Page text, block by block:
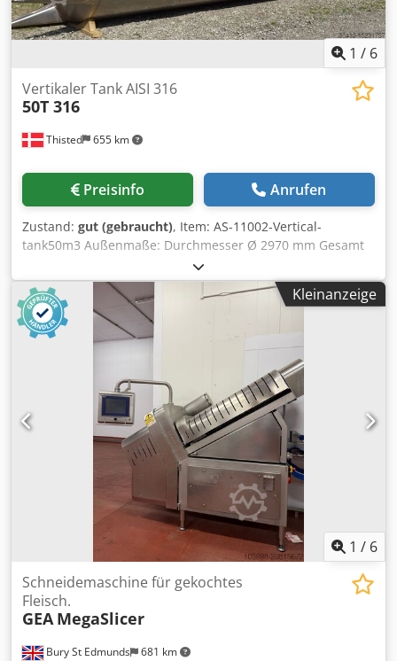
1 / 6
Thisted 655 km
Vertikaler Tank AISI 316
50T 316
Preisinfo Anrufen
Zustand: gut (gebraucht), Item: AS-11002-Vertical-
tank50m3 Außenmaße: Durchmesser Ø 2970 mm Gesamt
H 9000 mm Höhe des Zylinders: 7000 mm. Vertikale Tanks
aus rostfreiem Stahl - 3 Stück (reserviert) Druckbehälter,
0,49 bar. Mannloch Ø 445 mm x H 340 mm. Dsdpfxjru I Eqo
Akrjck 6 verstellbare Beine. AISI 316
Kleinanzeige
1 / 6
Bury St Edmunds 681 km
Schneidemaschine für gekochtes
Fleisch.
GEA MegaSlicer